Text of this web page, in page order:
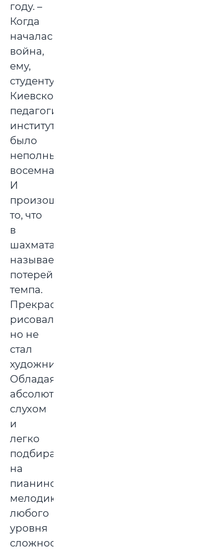
году. –
Когда
началась
война,
ему,
студенту
Киевского
педагогического
института,
было
неполных
восемнадцать.
И
произошло
то, что
в
шахматах
называется
потерей
темпа.
Прекрасно
рисовал,
но не
стал
художником,
Обладая
абсолютным
слухом
и
легко
подбирая
на
пианино
мелодию
любого
уровня
сложности,